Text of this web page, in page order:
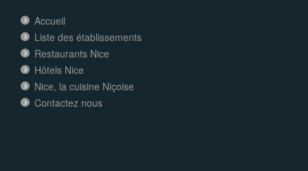
Accueil
Liste des établissements
Restaurants Nice
Hôtels Nice
Nice, la cuisine Niçoise
Contactez nous